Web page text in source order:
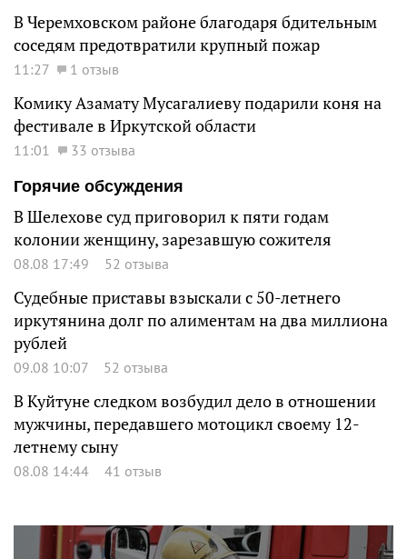
В Черемховском районе благодаря бдительным
соседям предотвратили крупный пожар
11:27 1 отзыв
Комику Азамату Мусагалиеву подарили коня на
фестивале в Иркутской области
11:01
33 отзыва
Горячие обсуждения
В Шелехове суд приговорил к пяти годам
колонии женщину, зарезавшую сожителя
08.08 17:49 52 отзыва
Судебные приставы взыскали с 50-летнего
иркутянина долг по алиментам на два миллиона
рублей
09.08 10:07 52 отзыва
В Куйтуне следком возбудил дело в отношении
мужчины, передавшего мотоцикл своему 12-
летнему сыну
08.08 14:44 41 отзыв